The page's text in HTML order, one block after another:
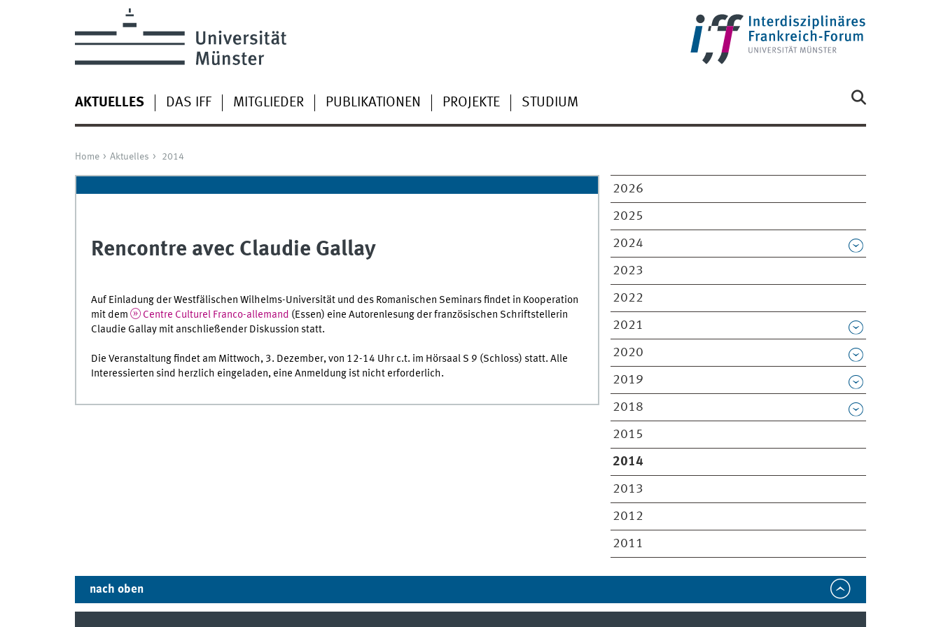
AKTUELLES DAS IFF MITGLIEDER PUBLIKATIONEN PROJEKTE STUDIUM
Home Aktuelles 2014
2026
2025
2024
2023
2022
2021
2020
2019
2018
2015
2014
2013
2012
2011
Rencontre avec Claudie Gallay
Auf Einladung der Westfälischen Wilhelms-Universität und des Romanischen Seminars findet in Kooperation
mit dem
Centre Culturel Franco-allemand (Essen) eine Autorenlesung der französischen Schriftstellerin
Claudie Gallay mit anschließender Diskussion statt.
Die Veranstaltung findet am Mittwoch, 3. Dezember, von 12-14 Uhr c.t. im Hörsaal S 9 (Schloss) statt. Alle
Interessierten sind herzlich eingeladen, eine Anmeldung ist nicht erforderlich.
nach oben